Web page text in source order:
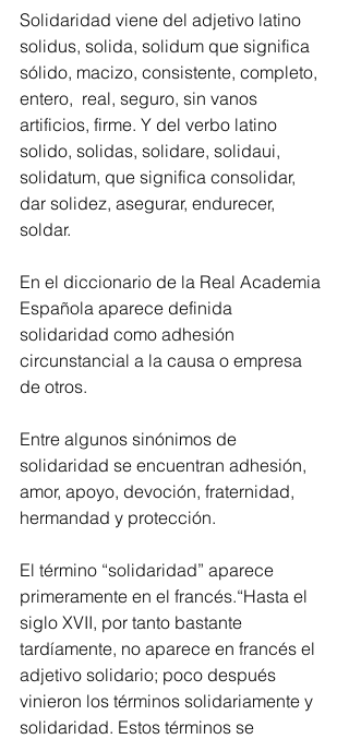
Solidaridad viene del adjetivo latino
solidus, solida, solidum que significa
sólido, macizo, consistente, completo,
entero,  real, seguro, sin vanos
artificios, firme. Y del verbo latino
solido, solidas, solidare, solidaui,
solidatum, que significa consolidar,
dar solidez, asegurar, endurecer,
soldar.
En el diccionario de la Real Academia
Española aparece definida
solidaridad como adhesión
circunstancial a la causa o empresa
de otros.
Entre algunos sinónimos de
solidaridad se encuentran adhesión,
amor, apoyo, devoción, fraternidad,
hermandad y protección.
El término “solidaridad” aparece
primeramente en el francés.“Hasta el
siglo XVII, por tanto bastante
tardíamente, no aparece en francés el
adjetivo solidario; poco después
vinieron los términos solidariamente y
solidaridad. Estos términos se